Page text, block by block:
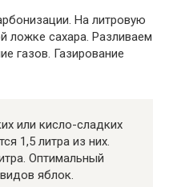
На литровую
ложке сахара. Разливаем
газов. Газирование
или кисло-сладких
1,5 литра из них.
Оптимальный
яблок.